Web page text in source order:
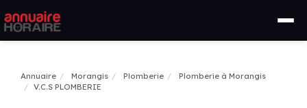
Annuaire Morangis Plomberie
Plomberie à Morangis
V.C.S PLOMBERIE